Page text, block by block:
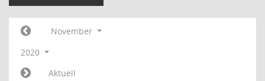
November
2020
Aktuell